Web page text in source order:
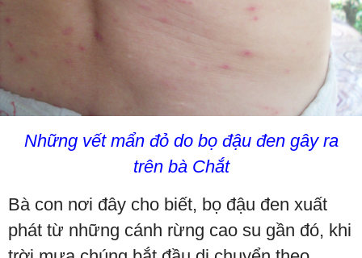
Những vết mẩn đỏ do bọ đậu đen gây ra
trên bà Chắt
Bà con nơi đây cho biết, bọ đậu đen xuất
phát từ những cánh rừng cao su gần đó, khi